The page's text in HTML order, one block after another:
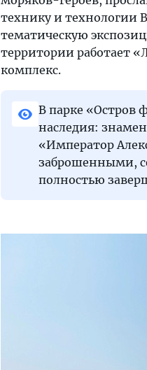
технику и технологии
тематическую
территории работает
комплекс.
В парке «Остров
наследия:
«Император
заброшенными,
полностью